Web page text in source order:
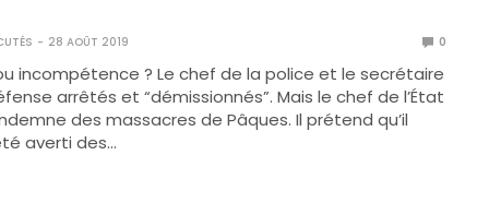
28 AOÛT 2019 0
incompétence ? Le chef de la police et le secrétaire
arrêtés et “démissionnés”. Mais le chef de l’État
des massacres de Pâques. Il prétend qu’il
averti des…